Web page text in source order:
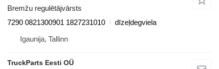
Bremžu regulētājvārsts
7290 0821300901 1827231010
dīzeļdegviela
Igaunija, Tallinn
TruckParts Eesti OÜ